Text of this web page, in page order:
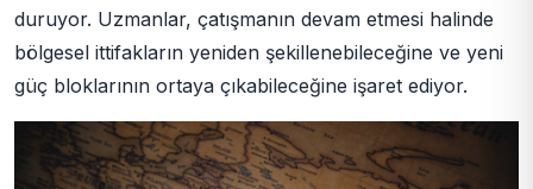
duruyor. Uzmanlar, çatışmanın devam etmesi halinde
bölgesel ittifakların yeniden şekillenebileceğine ve yeni
güç bloklarının ortaya çıkabileceğine işaret ediyor.